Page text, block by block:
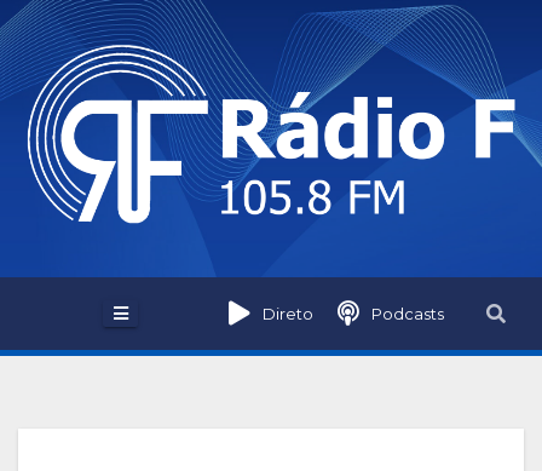
Skip
to
content
Direto Podcasts